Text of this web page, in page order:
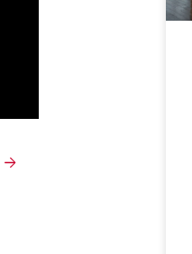
→